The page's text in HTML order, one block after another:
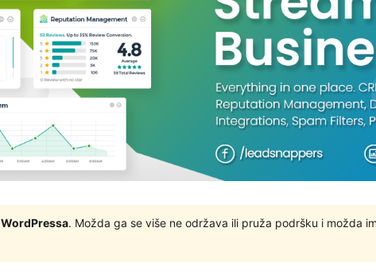
. Možda ga se više ne održava ili pruža podršku i možda